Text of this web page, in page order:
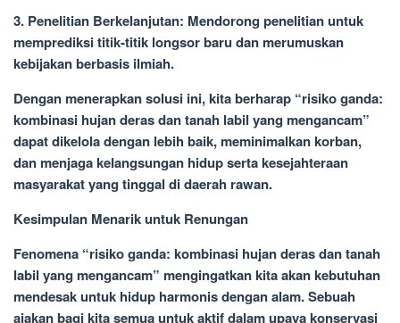
3. Penelitian Berkelanjutan: Mendorong penelitian untuk
memprediksi titik-titik longsor baru dan merumuskan
kebijakan berbasis ilmiah.
Dengan menerapkan solusi ini, kita berharap “risiko ganda:
kombinasi hujan deras dan tanah labil yang mengancam”
dapat dikelola dengan lebih baik, meminimalkan korban,
dan menjaga kelangsungan hidup serta kesejahteraan
masyarakat yang tinggal di daerah rawan.
Kesimpulan Menarik untuk Renungan
Fenomena “risiko ganda: kombinasi hujan deras dan tanah
labil yang mengancam” mengingatkan kita akan kebutuhan
mendesak untuk hidup harmonis dengan alam. Sebuah
ajakan bagi kita semua untuk aktif dalam upaya konservasi